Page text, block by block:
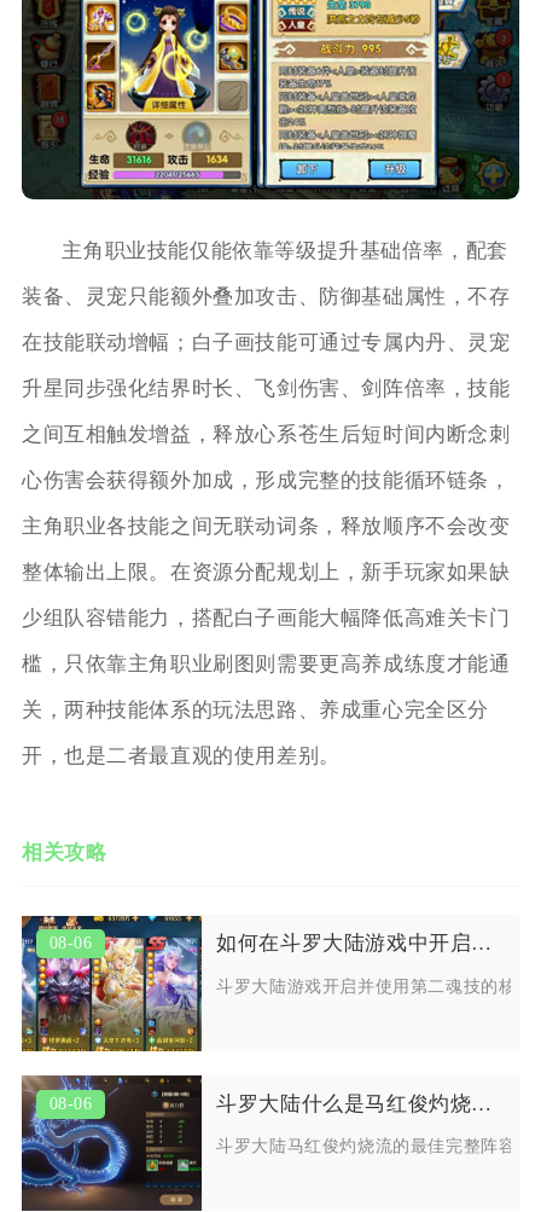
主角职业技能仅能依靠等级提升基础倍率，配套
装备、灵宠只能额外叠加攻击、防御基础属性，不存
在技能联动增幅；白子画技能可通过专属内丹、灵宠
升星同步强化结界时长、飞剑伤害、剑阵倍率，技能
之间互相触发增益，释放心系苍生后短时间内断念刺
心伤害会获得额外加成，形成完整的技能循环链条，
主角职业各技能之间无联动词条，释放顺序不会改变
整体输出上限。在资源分配规划上，新手玩家如果缺
少组队容错能力，搭配白子画能大幅降低高难关卡门
槛，只依靠主角职业刷图则需要更高养成练度才能通
关，两种技能体系的玩法思路、养成重心完全区分
开，也是二者最直观的使用差别。
相关攻略
08-06 如何在斗罗大陆游戏中开启并使用第二魂技
斗罗大陆游戏开启并使用第二魂技的核
08-06 斗罗大陆什么是马红俊灼烧流的最佳阵容
斗罗大陆马红俊灼烧流的最佳完整阵容